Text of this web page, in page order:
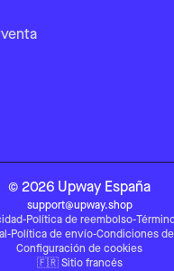
© 2026 Upway España
support@upway.shop
-Política de reembolso-
-Política de envío-Condiciones
Configuración de cookies
🇫🇷 Sitio francés